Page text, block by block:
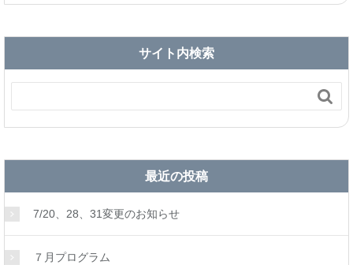
サイト内検索

最近の投稿
7/20、28、31変更のお知らせ
７月プログラム